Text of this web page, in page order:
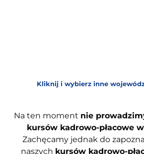
Kliknij i wybierz inne
Na ten moment nie
kursów kadrowo-płacowe
Zachęcamy jednak do
naszych kursów kadrowo-